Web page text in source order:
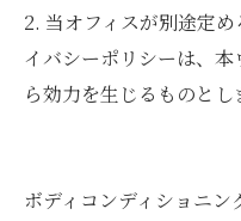
2. 当オフィスが別途定
イバシーポリシーは、
ら効力を生じるものとし
ボディコンディショニ